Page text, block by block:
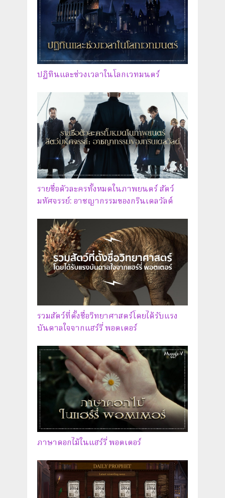
ปฏิทินและช่วงเวลาในโลกเวทมนตร์
รายชื่อตัวละครทั้งหมดในภาพยนตร์ สัตว์
มหัศจรรย์: อาชญากรรมของกรินเดลวัลด์
รวมสัตว์ที่ตั้งชื่อวิทยาศาสตร์โดยได้รับแรง
บันดาลใจจากแฮร์รี่ พอตเตอร์
ภาษาดอกไม้ในแฮร์รี่ พอตเตอร์